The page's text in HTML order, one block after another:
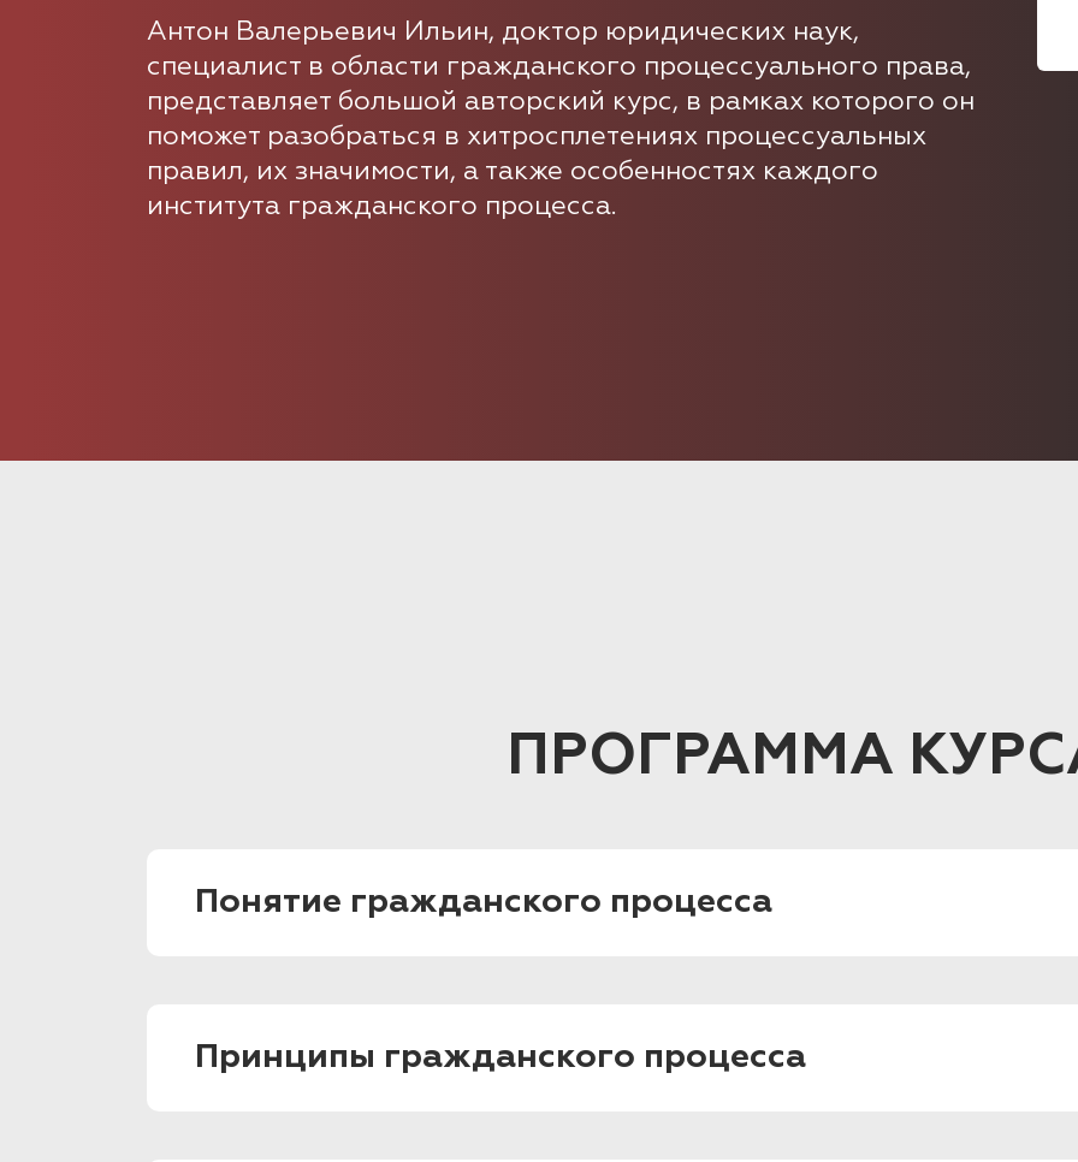
Антон Валерьевич Ильин, доктор юридических наук,
специалист в области гражданского процессуального права,
представляет большой авторский курс, в рамках которого он
поможет разобраться в хитросплетениях процессуальных
правил, их значимости, а также особенностях каждого
института гражданского процесса.
ПРОГРАММА
Понятие гражданского процесса
Принципы гражданского процесса